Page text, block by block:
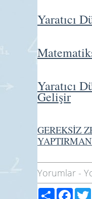
Yaratıcı
Yaratıcı
Gelişir
GEREKSİZ
Yorumlar -
Paylaş